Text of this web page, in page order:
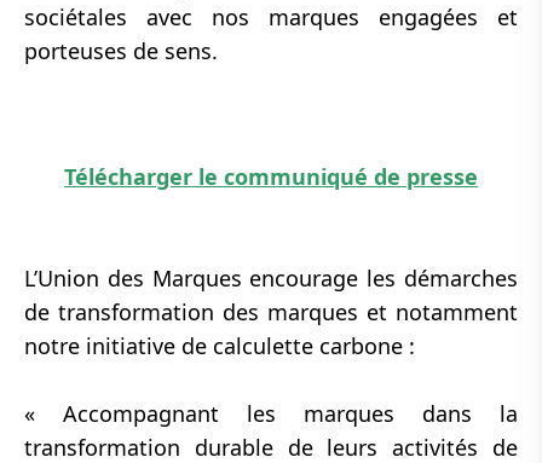
sociétales avec nos marques engagées et
porteuses de sens.
Télécharger le communiqué de presse
L’Union des Marques encourage les démarches
de transformation des marques et notamment
notre initiative de calculette carbone :
« Accompagnant les marques dans la
transformation durable de leurs activités de